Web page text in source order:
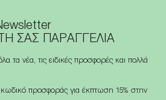
ΣΑΣ ΠΑΡΑΓΓΕΛΙΑ
τα νέα, τις ειδικές προσφορές και πολλά
προσφοράς για έκπτωση 15% στην